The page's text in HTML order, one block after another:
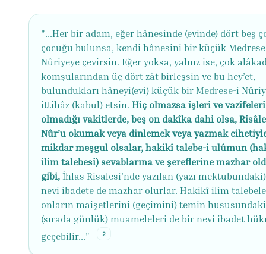
"...Her bir adam, eğer hânesinde (evinde) dört beş
çocuğu bulunsa, kendi hânesini bir küçük
Nûriyeye çevirsin. Eğer yoksa, yalnız ise, çok
komşularından üç dört zât birleşsin ve bu hey’et,
bulundukları hâneyi(evi) küçük bir Medrese-i
ittihâz (kabul) etsin. Hiç olmazsa işleri ve vazîfeleri
olmadığı vakitlerde, beş on dakîka dahi olsa,
Nûr’u okumak veya dinlemek veya yazmak
mikdar meşgul olsalar, hakikî talebe-i ulûmun
ilim talebesi) sevablarına ve şereflerine mazhar
gibi, İhlas Risalesi'nde yazılan (yazı
nevi ibadete de mazhar olurlar. Hakikî ilim
onların maişetlerini (geçimini) temin
(sırada günlük) muameleleri de bir nevi ibadet
geçebilir..."
2